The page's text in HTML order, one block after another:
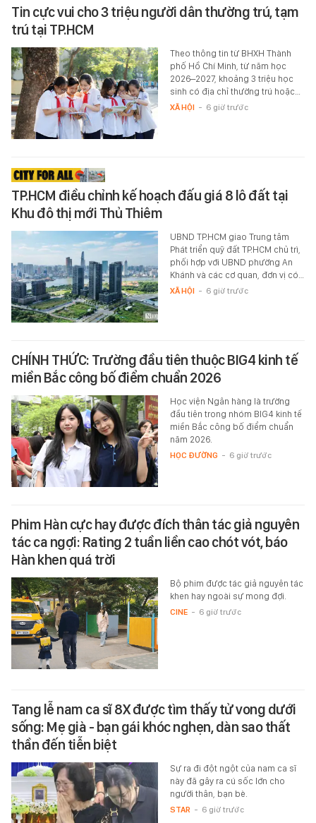
Tin cực vui cho 3 triệu người dân thường trú, tạm
trú tại TP.HCM
Theo thông tin từ BHXH Thành
phố Hồ Chí Minh, từ năm học
2026–2027, khoảng 3 triệu học
sinh có địa chỉ thường trú hoặc…
XÃ HỘI - 6 giờ trước
TP.HCM điều chỉnh kế hoạch đấu giá 8 lô đất tại
Khu đô thị mới Thủ Thiêm
UBND TP.HCM giao Trung tâm
Phát triển quỹ đất TP.HCM chủ trì,
phối hợp với UBND phường An
Khánh và các cơ quan, đơn vị có…
XÃ HỘI - 6 giờ trước
CHÍNH THỨC: Trường đầu tiên thuộc BIG4 kinh tế
miền Bắc công bố điểm chuẩn 2026
Học viện Ngân hàng là trường
đầu tiên trong nhóm BIG4 kinh tế
miền Bắc công bố điểm chuẩn
năm 2026.
HỌC ĐƯỜNG - 6 giờ trước
Phim Hàn cực hay được đích thân tác giả nguyên
tác ca ngợi: Rating 2 tuần liền cao chót vót, báo
Hàn khen quá trời
Bộ phim được tác giả nguyên tác
khen hay ngoài sự mong đợi.
CINE - 6 giờ trước
Tang lễ nam ca sĩ 8X được tìm thấy tử vong dưới
sống: Mẹ già - bạn gái khóc nghẹn, dàn sao thất
thần đến tiễn biệt
Sự ra đi đột ngột của nam ca sĩ
này đã gây ra cú sốc lớn cho
người thân, bạn bè.
STAR - 6 giờ trước